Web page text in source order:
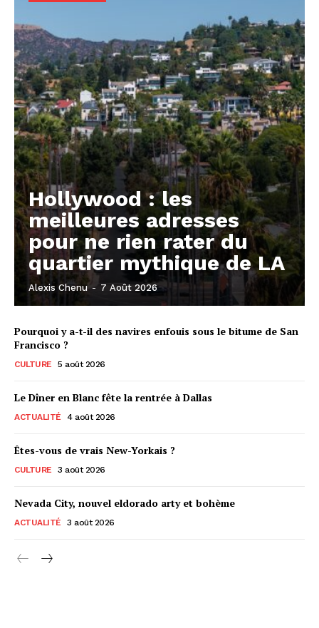
Hollywood : les
meilleures adresses
pour ne rien rater du
quartier mythique de LA
Alexis Chenu - 7 Août 2026
Pourquoi y a-t-il des navires enfouis sous le bitume de San
Francisco ?
CULTURE 5 août 2026
Le Dîner en Blanc fête la rentrée à Dallas
ACTUALITÉ 4 août 2026
Êtes-vous de vrais New-Yorkais ?
CULTURE 3 août 2026
Nevada City, nouvel eldorado arty et bohème
ACTUALITÉ 3 août 2026